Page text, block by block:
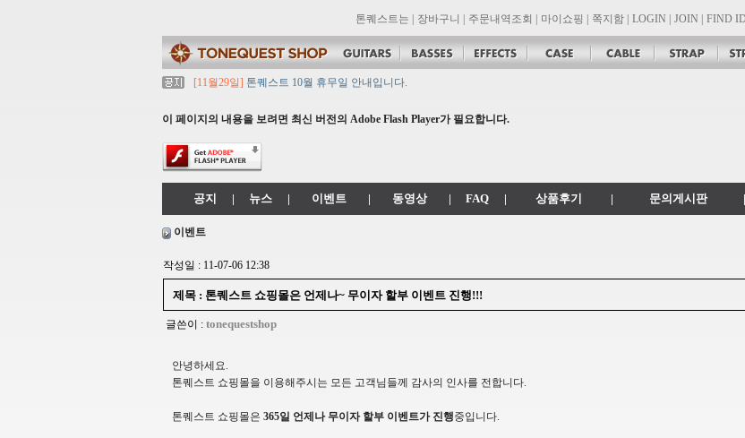
톤퀘스트는 장바구니 주문내역조회 마이쇼핑 쪽지함 LOGIN JOIN FIND
[11월29일] 톤퀘스트 10월 휴무일 안내입니다.
[11월29일]톤퀘스트쇼핑몰 리뉴얼 되었습니다. -> .com 에서 .co.kr 로 변경됩니다.
[11월29일]
[대리점 모집] Gretsch, Jackson 대리점 모집!! 그레치기타, 잭슨기타 한국 총판 톤퀘스트!!
이 페이지의 내용을 보려면 최신 버전의 Adobe Flash Player가 필요합니다.
공지 | 뉴스 | 이벤트 | 동영상 | FAQ | 상품후기 | 문의게시판 |
이벤트
작성일 : 11-07-06 12:38
제목 : 톤퀘스트 쇼핑몰은 언제나~ 무이자 할부 이벤트 진행!!!
글쓴이 : tonequestshop
안녕하세요.
톤퀘스트 쇼핑몰을 이용해주시는 모든 고객님들께 감사의 인사를 전합니다.
톤퀘스트 쇼핑몰은 365일 언제나 무이자 할부 이벤트가 진행중입니다.